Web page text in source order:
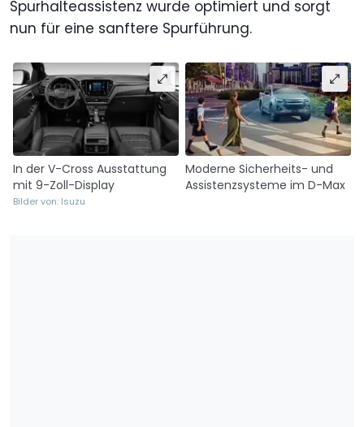
Spurhalteassistenz wurde optimiert und sorgt
nun für eine sanftere Spurführung.
In der V-Cross Ausstattung
mit 9-Zoll-Display
Bilder von: Isuzu
Moderne Sicherheits- und
Assistenzsysteme im D-Max